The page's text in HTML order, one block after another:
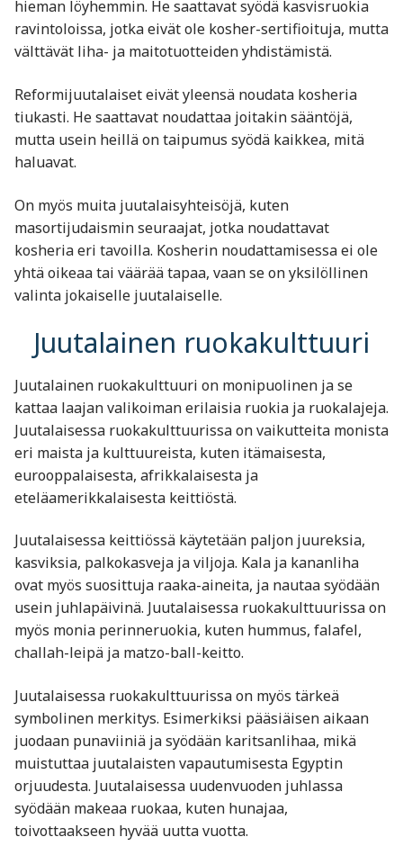
hieman löyhemmin. He saattavat syödä kasvisruokia
ravintoloissa, jotka eivät ole kosher-sertifioituja, mutta
välttävät liha- ja maitotuotteiden yhdistämistä.
Reformijuutalaiset eivät yleensä noudata kosheria
tiukasti. He saattavat noudattaa joitakin sääntöjä,
mutta usein heillä on taipumus syödä kaikkea, mitä
haluavat.
On myös muita juutalaisyhteisöjä, kuten
masortijudaismin seuraajat, jotka noudattavat
kosheria eri tavoilla. Kosherin noudattamisessa ei ole
yhtä oikeaa tai väärää tapaa, vaan se on yksilöllinen
valinta jokaiselle juutalaiselle.
Juutalainen ruokakulttuuri
Juutalainen ruokakulttuuri on monipuolinen ja se
kattaa laajan valikoiman erilaisia ruokia ja ruokalajeja.
Juutalaisessa ruokakulttuurissa on vaikutteita monista
eri maista ja kulttuureista, kuten itämaisesta,
eurooppalaisesta, afrikkalaisesta ja
eteläamerikkalaisesta keittiöstä.
Juutalaisessa keittiössä käytetään paljon juureksia,
kasviksia, palkokasveja ja viljoja. Kala ja kananliha
ovat myös suosittuja raaka-aineita, ja nautaa syödään
usein juhlapäivinä. Juutalaisessa ruokakulttuurissa on
myös monia perinneruokia, kuten hummus, falafel,
challah-leipä ja matzo-ball-keitto.
Juutalaisessa ruokakulttuurissa on myös tärkeä
symbolinen merkitys. Esimerkiksi pääsiäisen aikaan
juodaan punaviiniä ja syödään karitsanlihaa, mikä
muistuttaa juutalaisten vapautumisesta Egyptin
orjuudesta. Juutalaisessa uudenvuoden juhlassa
syödään makeaa ruokaa, kuten hunajaa,
toivottaakseen hyvää uutta vuotta.